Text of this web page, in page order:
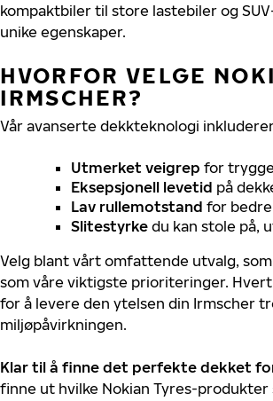
kompaktbiler til store lastebiler og
unike egenskaper.
HVORFOR VELGE
IRMSCHER?
Vår avanserte dekkteknologi
Utmerket veigrep for
Eksepsjonell levetid på
Lav rullemotstand for
Slitestyrke du kan stole på,
Velg blant vårt omfattende utvalg,
som våre viktigste prioriteringer.
for å levere den ytelsen din Irmscher
miljøpåvirkningen.
Klar til å finne det perfekte dekket
finne ut hvilke Nokian Tyres-